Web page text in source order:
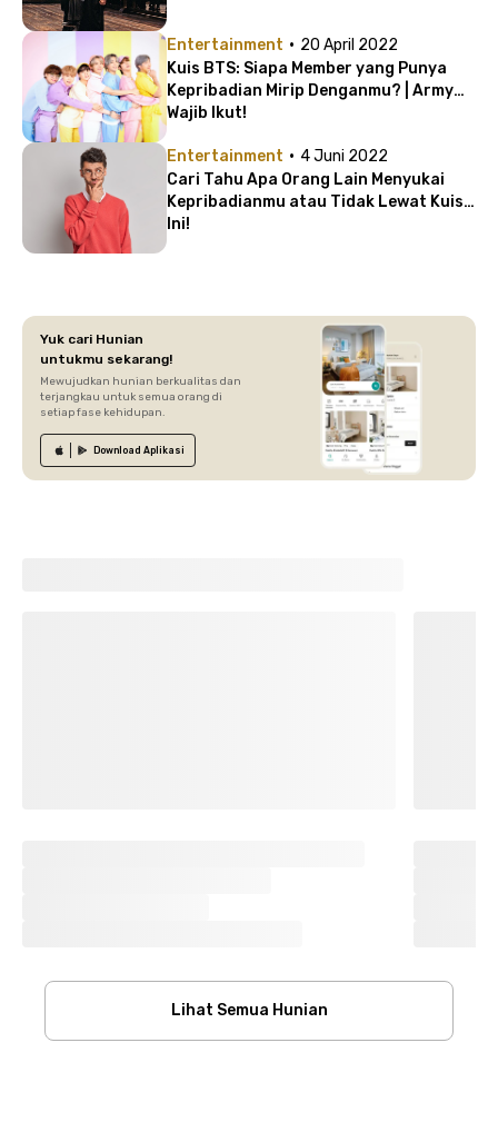
Entertainment · 20 April 2022
Kuis BTS: Siapa Member yang Punya
Kepribadian Mirip Denganmu? | Army
Wajib Ikut!
Entertainment · 4 Juni 2022
Cari Tahu Apa Orang Lain Menyukai
Kepribadianmu atau Tidak Lewat Kuis
Ini!
Yuk cari Hunian
untukmu sekarang!
Mewujudkan hunian berkualitas dan
terjangkau untuk semua orang di
setiap fase kehidupan.
Download Aplikasi
Lihat Semua Hunian